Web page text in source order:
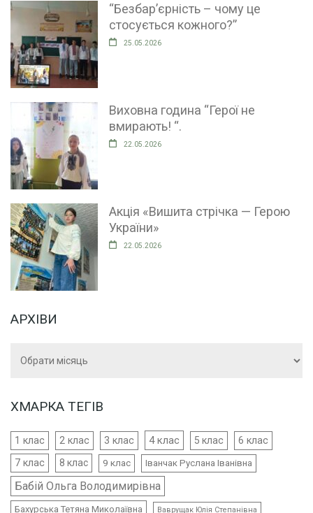
“Безбар’єрність – чому це
стосується кожного?”
25.05.2026
Виховна година “Герої не
вмирають! “.
22.05.2026
Акція «Вишита стрічка — Герою
України»
22.05.2026
АРХІВИ
ХМАРКА ТЕГІВ
1 клас 2 клас 3 клас 4 клас 5 клас 6 клас
7 клас 8 клас 9 клас Іванчак Руслана Іванівна
Бабій Ольга Володимирівна
Бахурська Тетяна Миколаївна Ваврущак Юлія Степанівна